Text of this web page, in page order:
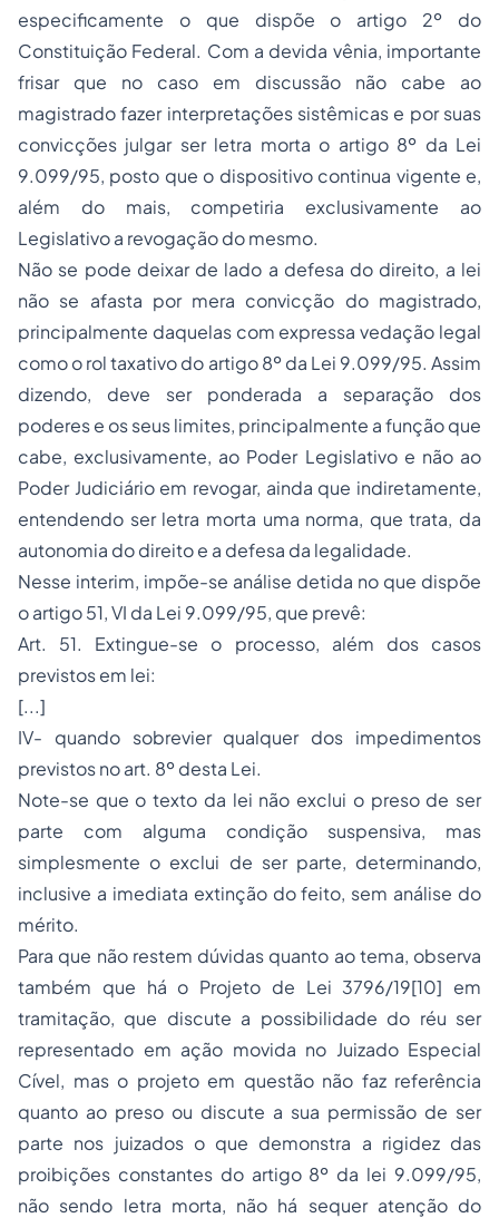
especificamente o que dispõe o artigo 2º do
Constituição Federal. Com a devida vênia, importante
frisar que no caso em discussão não cabe ao
magistrado fazer interpretações sistêmicas e por suas
convicções julgar ser letra morta o artigo 8º da Lei
9.099/95, posto que o dispositivo continua vigente e,
além do mais, competiria exclusivamente ao
Legislativo a revogação do mesmo.
Não se pode deixar de lado a defesa do direito, a lei
não se afasta por mera convicção do magistrado,
principalmente daquelas com expressa vedação legal
como o rol taxativo do artigo 8º da Lei 9.099/95. Assim
dizendo, deve ser ponderada a separação dos
poderes e os seus limites, principalmente a função que
cabe, exclusivamente, ao Poder Legislativo e não ao
Poder Judiciário em revogar, ainda que indiretamente,
entendendo ser letra morta uma norma, que trata, da
autonomia do direito e a defesa da legalidade.
Nesse interim, impõe-se análise detida no que dispõe
o artigo 51, VI da Lei 9.099/95, que prevê:
Art. 51. Extingue-se o processo, além dos casos
previstos em lei:
[...]
IV- quando sobrevier qualquer dos impedimentos
previstos no art. 8º desta Lei.
Note-se que o texto da lei não exclui o preso de ser
parte com alguma condição suspensiva, mas
simplesmente o exclui de ser parte, determinando,
inclusive a imediata extinção do feito, sem análise do
mérito.
Para que não restem dúvidas quanto ao tema, observa
também que há o Projeto de Lei 3796/19[10] em
tramitação, que discute a possibilidade do réu ser
representado em ação movida no Juizado Especial
Cível, mas o projeto em questão não faz referência
quanto ao preso ou discute a sua permissão de ser
parte nos juizados o que demonstra a rigidez das
proibições constantes do artigo 8º da lei 9.099/95,
não sendo letra morta, não há sequer atenção do